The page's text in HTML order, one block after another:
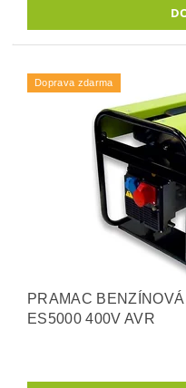
Doprava zdarma
PRAMAC
ES5000 400V AVR